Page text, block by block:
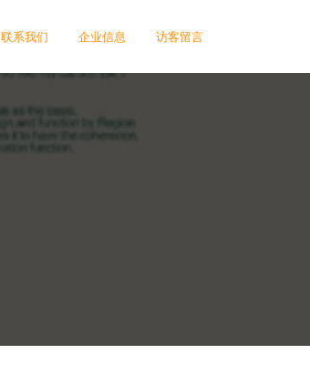
联系我们 企业信息 访客留言